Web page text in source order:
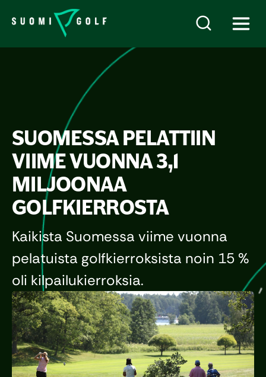
SUOMESSA PELATTIIN
VIIME VUONNA 3,1
MILJOONAA
GOLFKIERROSTA
Kaikista Suomessa viime vuonna
pelatuista golfkierroksista noin 15 %
oli kilpailukierroksia.